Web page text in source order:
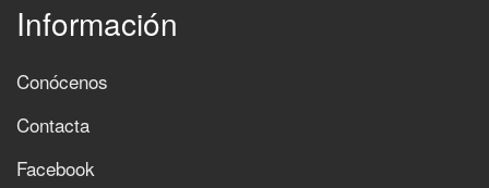
Información
Conócenos
Contacta
Facebook